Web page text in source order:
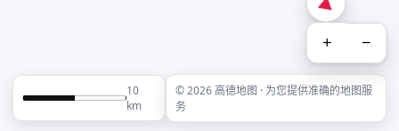
+ −
10
km
© 2026 高德地图 · 为您提供准确的地图服
务